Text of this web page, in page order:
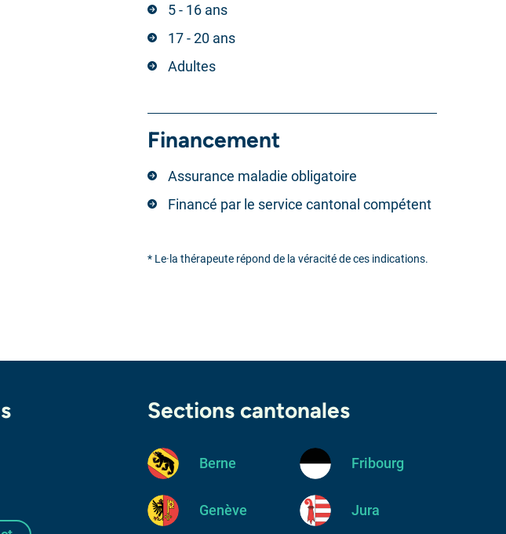
5 - 16 ans
17 - 20 ans
Adultes
Financement
Assurance maladie obligatoire
Financé par le service cantonal compétent
* Le·la thérapeute répond de la véracité de ces indications.
Sections cantonales
Berne Fribourg
Genève Jura